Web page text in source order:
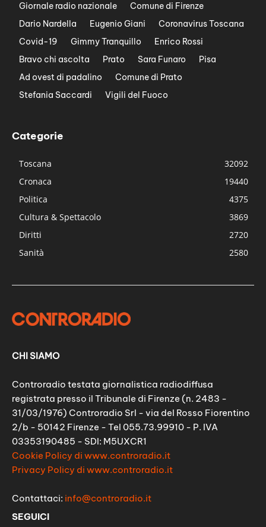
Giornale radio nazionale
Comune di Firenze
Dario Nardella
Eugenio Giani
Coronavirus Toscana
Covid-19
Gimmy Tranquillo
Enrico Rossi
Bravo chi ascolta
Prato Sara Funaro
Pisa
Ad ovest di padalino
Comune di Prato
Stefania Saccardi
Vigili del Fuoco
Categorie
Toscana
32092
Cronaca
19440
Politica
4375
Cultura & Spettacolo
3869
Diritti
2720
Sanità
2580
CHI SIAMO
Controradio testata giornalistica radiodiffusa
registrata presso il Tribunale di Firenze (n. 2483 -
31/03/1976) Controradio Srl - via del Rosso Fiorentino
2/b - 50142 Firenze - Tel 055.73.99910 - P. IVA
03353190485 - SDI: M5UXCR1
Cookie Policy di www.controradio.it
Privacy Policy di www.controradio.it
Contattaci: info@controradio.it
SEGUICI